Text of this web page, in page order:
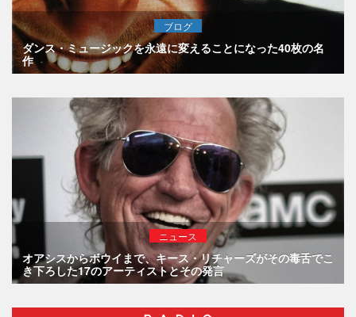
ブログ
ダンス・ミュージックを永遠に変えることになった40枚の名
作
ニュース
オアシスからボウイまで、キース・リチャーズがその毒舌でこ
き下ろした17のアーティストとその発言